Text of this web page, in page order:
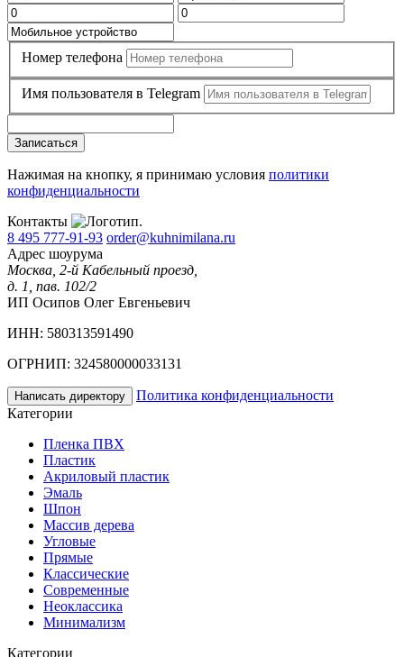
Номер телефона
Имя пользователя в Telegram
Записаться
Нажимая на кнопку, я принимаю условия политики
конфиденциальности
Контакты
8 495 777-91-93 order@kuhnimilana.ru
Адрес шоурума
Москва, 2-й Кабельный проезд,
д. 1, пав. 102/2
ИП Осипов Олег Евгеньевич
ИНН: 580313591490
ОГРНИП: 324580000033131
Написать директору
Политика конфиденциальности
Категории
Пленка ПВХ
Пластик
Акриловый пластик
Эмаль
Шпон
Массив дерева
Угловые
Прямые
Классические
Современные
Неоклассика
Минимализм
Категории